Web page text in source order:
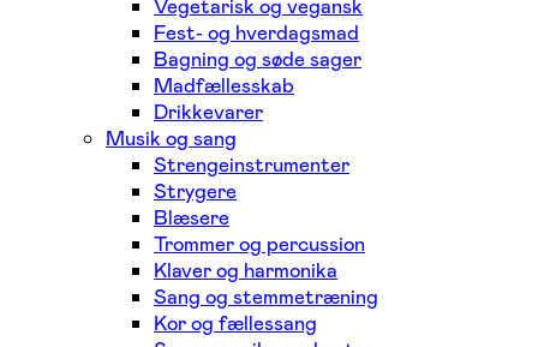
Vegetarisk og vegansk
Fest- og hverdagsmad
Bagning og søde sager
Madfællesskab
Drikkevarer
Musik og sang
Strengeinstrumenter
Strygere
Blæsere
Trommer og percussion
Klaver og harmonika
Sang og stemmetræning
Kor og fællessang